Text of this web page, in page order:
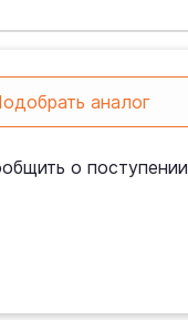
аналог
о поступении